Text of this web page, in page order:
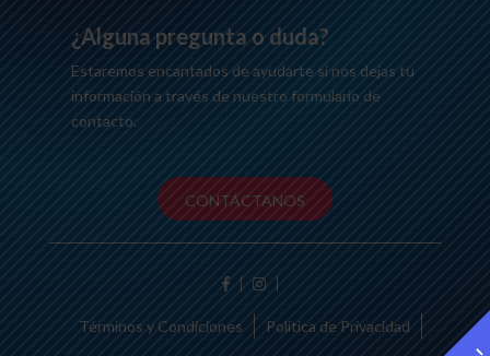
¿Alguna pregunta o duda?
Estaremos encantados de ayudarte si nos dejas tu
información a través de nuestro formulario de
contacto.
CONTÁCTANOS
Términos y Condiciones Política de Privacidad